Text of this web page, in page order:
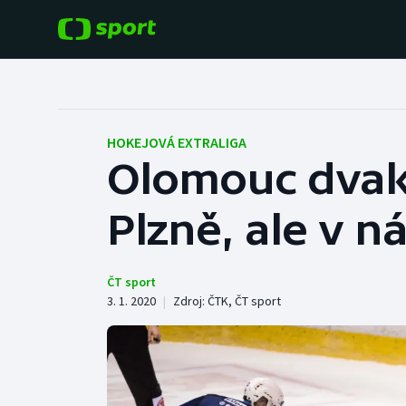
Hokej
Tenis
Cyklistika
Baseball a softbal
Basketbal
Boby a skeleton
HOKEJOVÁ EXTRALIGA
Olomouc
Plzně, ale v
ČT sport
3. 1. 2020 | Zdroj: ČTK, ČT sport